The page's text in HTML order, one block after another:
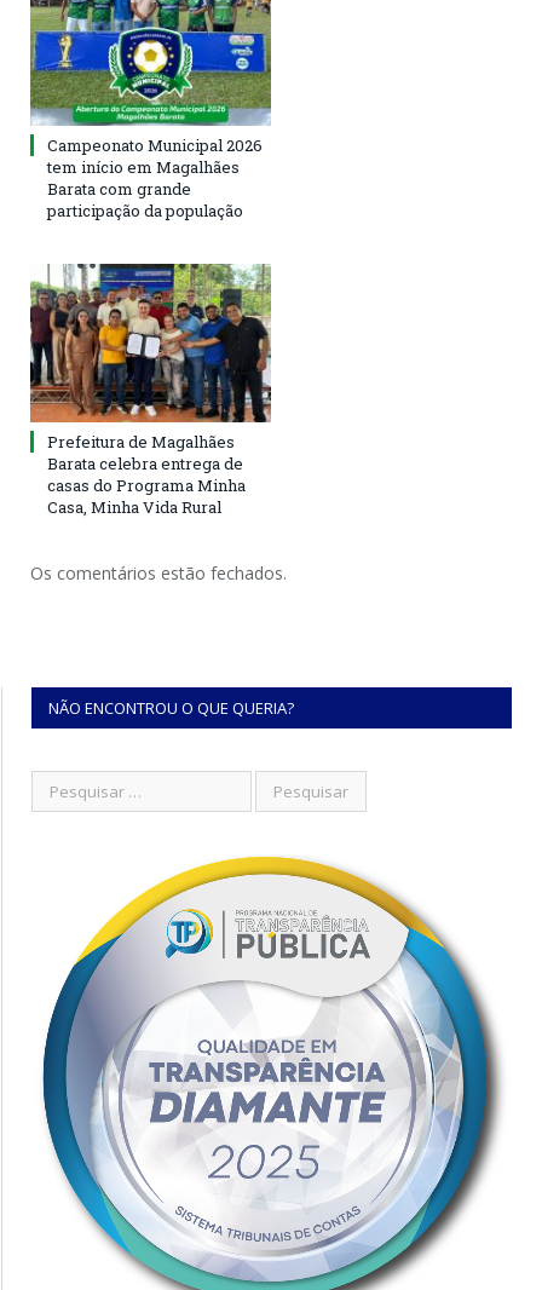
Campeonato Municipal 2026
tem início em Magalhães
Barata com grande
participação da população
Prefeitura de Magalhães
Barata celebra entrega de
casas do Programa Minha
Casa, Minha Vida Rural
Os comentários estão fechados.
NÃO ENCONTROU O QUE QUERIA?